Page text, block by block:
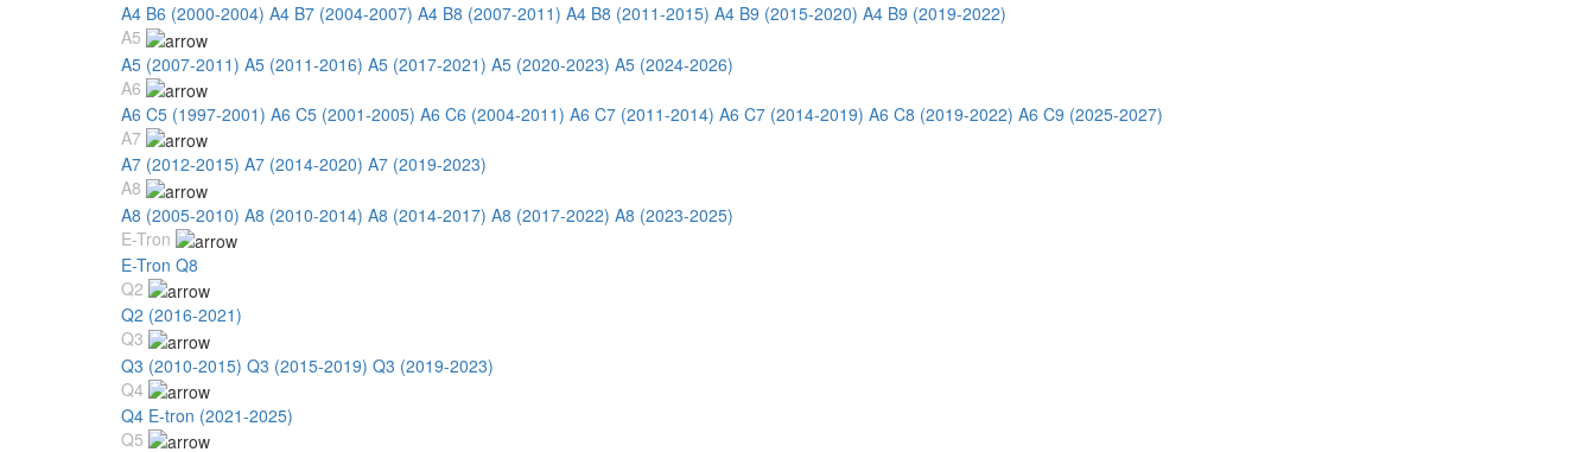
A4 B6 (2000-2004) A4 B7 (2004-2007) A4 B8 (2007-2011) A4 B8 (2011-2015) A4 B9 (2015-2020) A4 B9 (2019-2022)
A5
A5 (2007-2011) A5 (2011-2016) A5 (2017-2021) A5 (2020-2023) A5 (2024-2026)
A6
A6 C5 (1997-2001) A6 C5 (2001-2005) A6 C6 (2004-2011) A6 C7 (2011-2014) A6 C7 (2014-2019) A6 C8 (2019-2022) A6 C9 (2025-2027)
A7
A7 (2012-2015) A7 (2014-2020) A7 (2019-2023)
A8
A8 (2005-2010) A8 (2010-2014) A8 (2014-2017) A8 (2017-2022) A8 (2023-2025)
E-Tron
E-Tron Q8
Q2
Q2 (2016-2021)
Q3
Q3 (2010-2015) Q3 (2015-2019) Q3 (2019-2023)
Q4
Q4 E-tron (2021-2025)
Q5